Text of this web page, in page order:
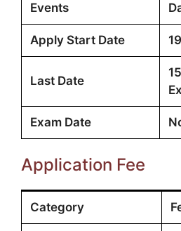
Events
Apply Start Date
Last Date
Exam Date
Application Fee
Category